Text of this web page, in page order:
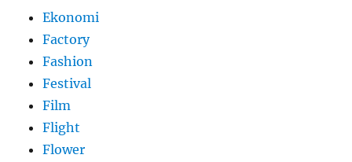
Ekonomi
Factory
Fashion
Festival
Film
Flight
Flower